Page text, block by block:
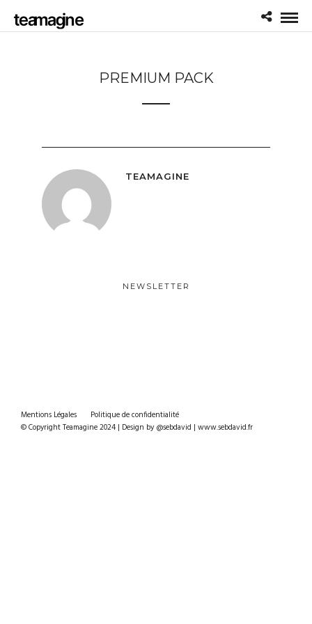
PREMIUM PACK
TEAMAGINE
NEWSLETTER
Mentions Légales
Politique de confidentialité
© Copyright Teamagine 2024 | Design by @sebdavid | www.sebdavid.fr